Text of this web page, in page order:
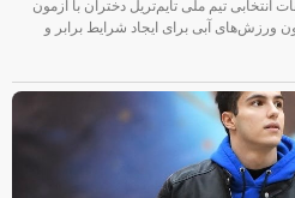
تیم ملی تایم‌تریل دختران با آزمون
ورزش‌های آبی برای ایجاد شرایط برابر و